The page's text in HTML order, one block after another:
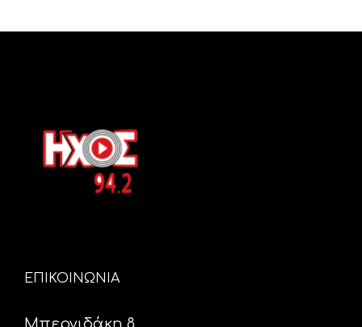
ΕΠΙΚΟΙΝΩΝΙΑ